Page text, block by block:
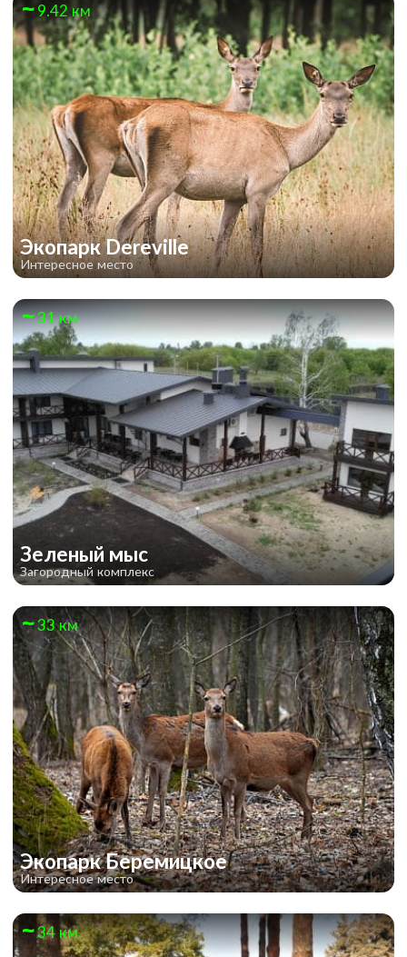
9.42 км
Экопарк Dereville
Интересное место
31 км
Зеленый мыс
Загородный комплекс
33 км
Экопарк Беремицкое
Интересное место
34 км